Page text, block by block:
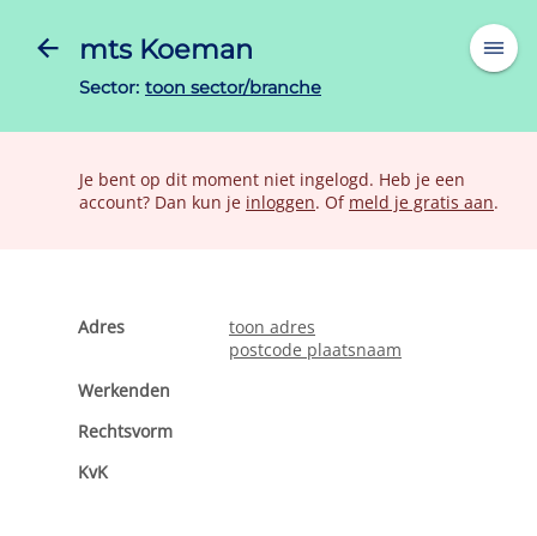
mts Koeman
Sector: toon sector/branche
Je bent op dit moment niet ingelogd. Heb je een
account? Dan kun je inloggen. Of meld je gratis aan.
Adres
toon adres
postcode plaatsnaam
Werkenden
Rechtsvorm
KvK